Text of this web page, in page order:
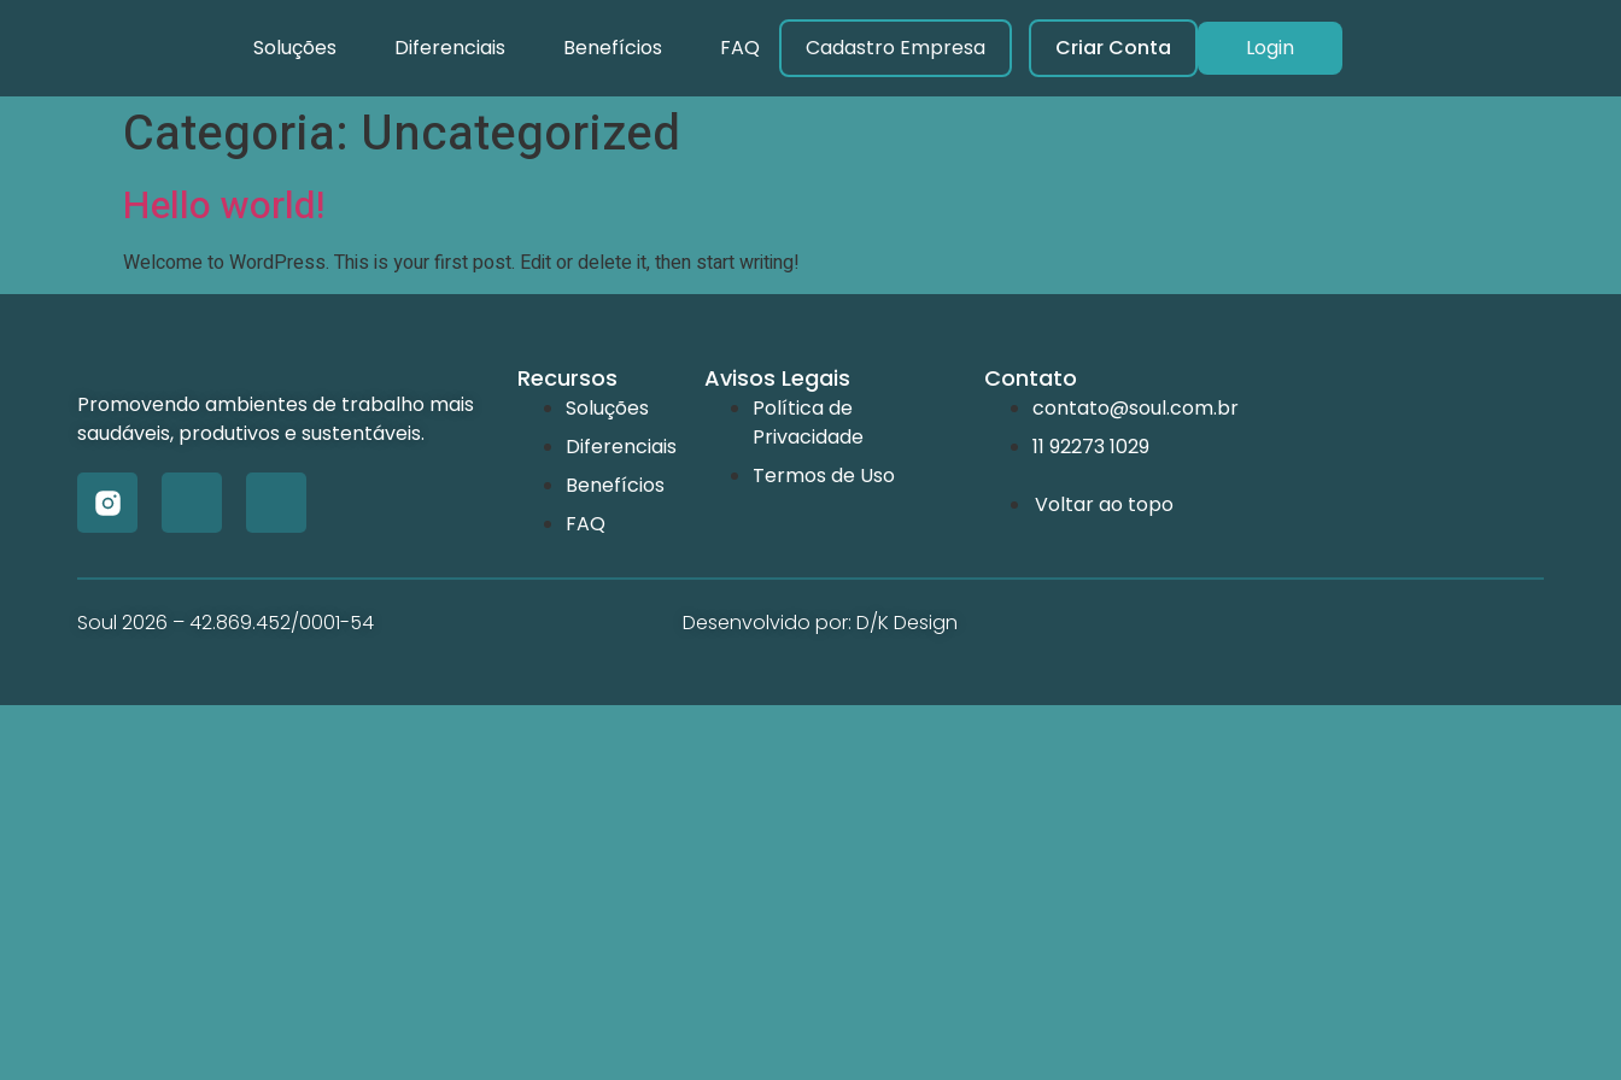
Soluções Diferenciais Benefícios FAQ Cadastro Empresa Criar Conta Login
Categoria: Uncategorized
Hello world!
Welcome to WordPress. This is your first post. Edit or delete it, then start writing!
Promovendo ambientes de trabalho mais
saudáveis, produtivos e sustentáveis.
Recursos
Soluções
Diferenciais
Benefícios
FAQ
Avisos Legais
Política de
Privacidade
Termos de Uso
Contato
contato@soul.com.br
11 92273 1029
Voltar ao topo
Soul 2026 – 42.869.452/0001-54 Desenvolvido por: D/K Design